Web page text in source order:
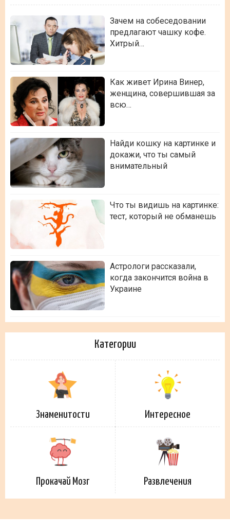
Зачем на собеседовании
предлагают чашку кофе.
Хитрый…
Как живет Ирина Винер,
женщина, совершившая за
всю…
Найди кошку на картинке и
докажи, что ты самый
внимательный
Что ты видишь на картинке:
тест, который не обманешь
Астрологи рассказали,
когда закончится война в
Украине
Категории
Знаменитости Интересное
Прокачай Мозг Развлечения